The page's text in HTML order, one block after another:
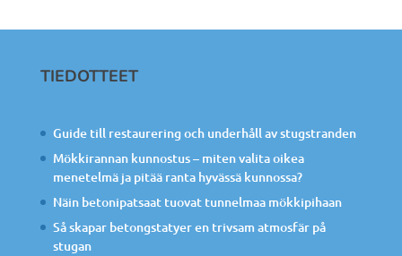
TIEDOTTEET
Guide till restaurering och underhåll av stugstranden
Mökkirannan kunnostus – miten valita oikea
menetelmä ja pitää ranta hyvässä kunnossa?
Näin betonipatsaat tuovat tunnelmaa mökkipihaan
Så skapar betongstatyer en trivsam atmosfär på
stugan